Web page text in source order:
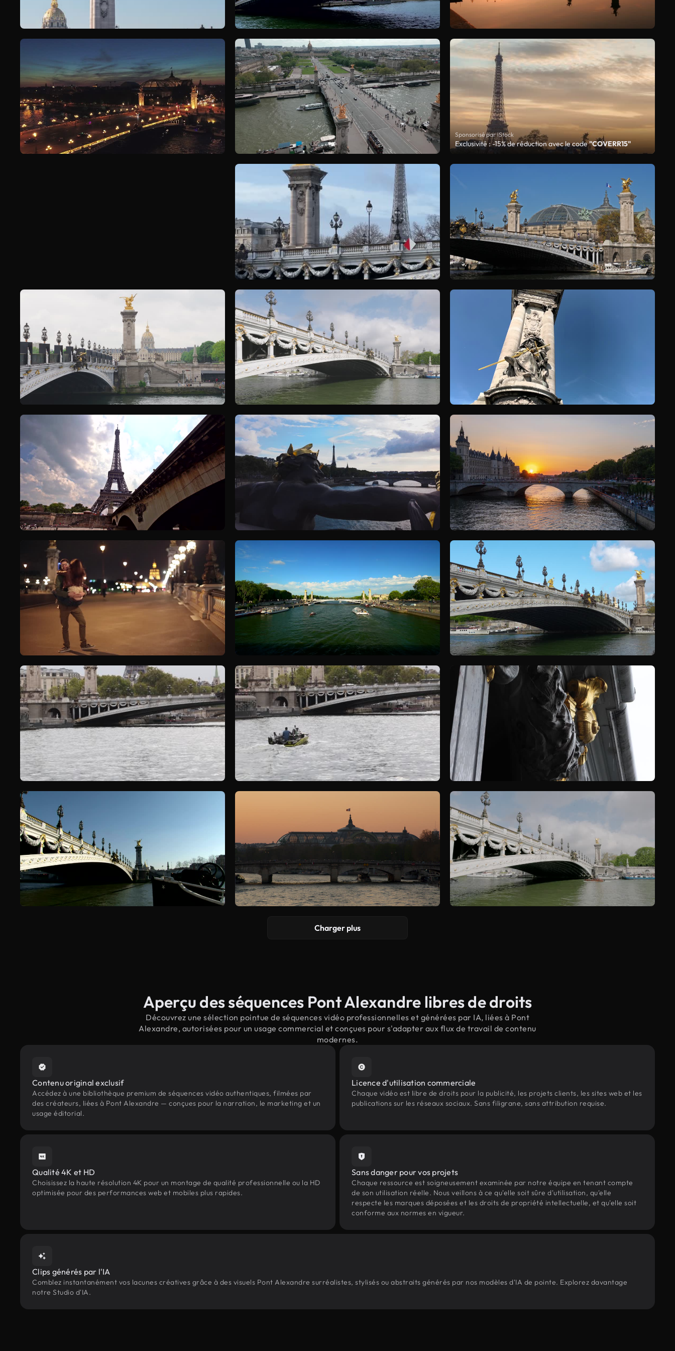
Sponsorisé par iStock
Exclusivité : -15% de réduction avec le code"COVERR15"
Charger plus
Aperçu des séquences Pont Alexandre libres de droits
Découvrez une sélection pointue de séquences vidéo professionnelles et générées par IA, liées à Pont
Alexandre, autorisées pour un usage commercial et conçues pour s'adapter aux flux de travail de contenu
modernes.
Contenu original exclusif
Accédez à une bibliothèque premium de séquences vidéo authentiques, filmées par
des créateurs, liées à Pont Alexandre — conçues pour la narration, le marketing et un
usage éditorial.
Licence d'utilisation commerciale
Chaque vidéo est libre de droits pour la publicité, les projets clients, les sites web et les
publications sur les réseaux sociaux. Sans filigrane, sans attribution requise.
Qualité 4K et HD
Choisissez la haute résolution 4K pour un montage de qualité professionnelle ou la HD
optimisée pour des performances web et mobiles plus rapides.
Sans danger pour vos projets
Chaque ressource est soigneusement examinée par notre équipe en tenant compte
de son utilisation réelle. Nous veillons à ce qu'elle soit sûre d'utilisation, qu'elle
respecte les marques déposées et les droits de propriété intellectuelle, et qu'elle soit
conforme aux normes en vigueur.
Clips générés par l'IA
Comblez instantanément vos lacunes créatives grâce à des visuels Pont Alexandre surréalistes, stylisés ou abstraits générés par nos modèles d'IA de pointe. Explorez davantage
notre Studio d'IA.